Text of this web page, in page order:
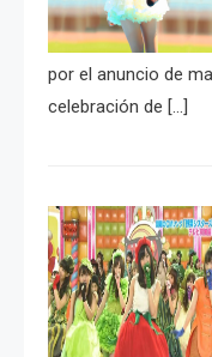
por el anuncio de
celebración de […]